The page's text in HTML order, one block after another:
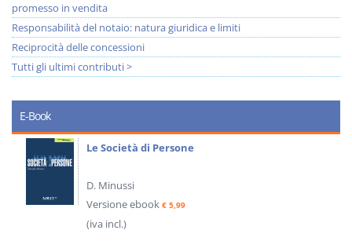
promesso in vendita
Responsabilità del notaio: natura giuridica e limiti
Reciprocità delle concessioni
Tutti gli ultimi contributi >
E-Book
Le Società di Persone
D. Minussi
Versione ebook € 5,99
(iva incl.)